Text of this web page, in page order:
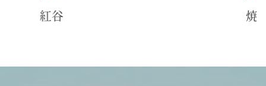
焼肉 食道苑
伊